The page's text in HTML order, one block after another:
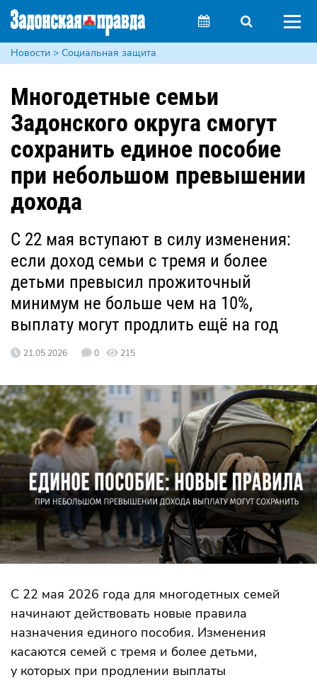
Новости > Социальная защита
Многодетные семьи
Задонского округа смогут
сохранить единое пособие
при небольшом превышении
дохода
С 22 мая вступают в силу изменения:
если доход семьи с тремя и более
детьми превысил прожиточный
минимум не больше чем на 10%,
выплату могут продлить ещё на год
21.05.2026 0 215
С 22 мая 2026 года для многодетных семей
начинают действовать новые правила
назначения единого пособия. Изменения
касаются семей с тремя и более детьми,
у которых при продлении выплаты